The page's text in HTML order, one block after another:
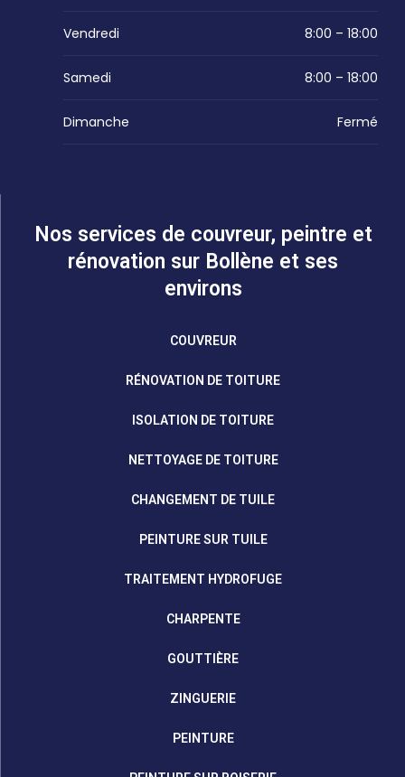
Vendredi 8:00 – 18:00
Samedi 8:00 – 18:00
Dimanche Fermé
Nos services de couvreur, peintre et
rénovation sur Bollène et ses
environs
COUVREUR
RÉNOVATION DE TOITURE
ISOLATION DE TOITURE
NETTOYAGE DE TOITURE
CHANGEMENT DE TUILE
PEINTURE SUR TUILE
TRAITEMENT HYDROFUGE
CHARPENTE
GOUTTIÈRE
ZINGUERIE
PEINTURE